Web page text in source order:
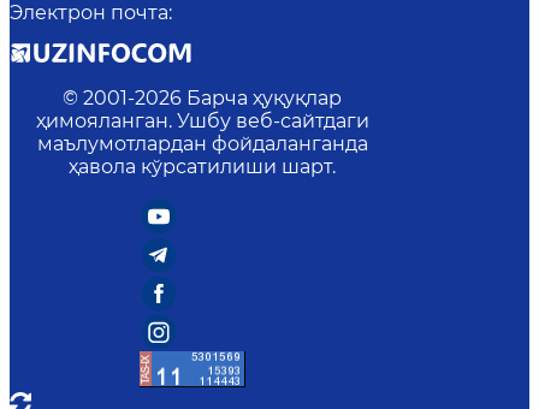
Электрон почта:
© 2001-2026 Барча ҳуқуқлар
ҳимояланган. Ушбу веб-сайтдаги
маълумотлардан фойдаланганда
ҳавола кўрсатилиши шарт.